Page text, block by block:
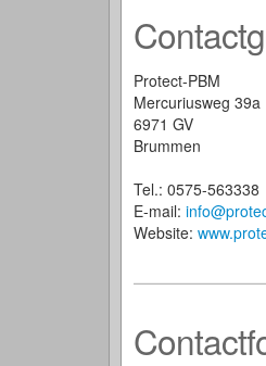
Protect-PBM
Mercuriusweg 39a
6971 GV
Brummen
Tel.: 0575-563338
E-mail:
Website: